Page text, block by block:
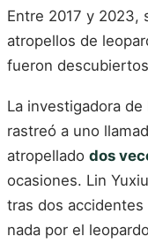
Entre 2017 y 2023,
atropellos de
fueron
La investigadora
rastreó a uno
atropellado dos
ocasiones. Lin
tras dos
nada por el